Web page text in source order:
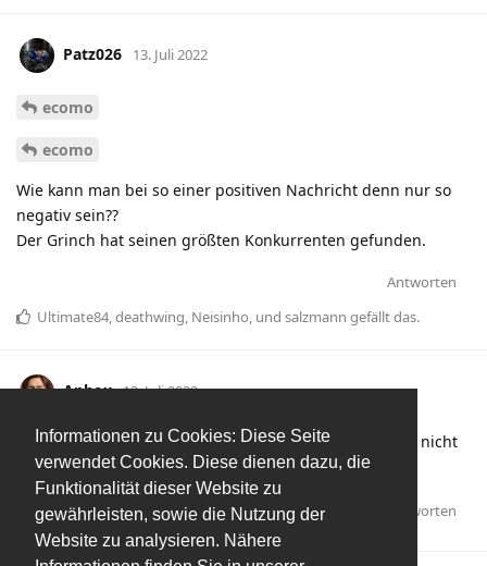
Informationen zu Cookies: Diese Seite
verwendet Cookies. Diese dienen dazu, die
Funktionalität dieser Website zu
gewährleisten, sowie die Nutzung der
Website zu analysieren. Nähere
Patz026 13. Juli 2022
ecomo
ecomo
Wie kann man bei so einer positiven Nachricht denn nur so
negativ sein??
Der Grinch hat seinen größten Konkurrenten gefunden.
Antworten
Ultimate84,deathwing, Neisinho, und salzmann gefällt das.
Aphox 13. Juli 2022
ecomo Also an Liefering hätt ich bei dem eh auch nicht
gedacht.
Antworten
ecomogefällt das .